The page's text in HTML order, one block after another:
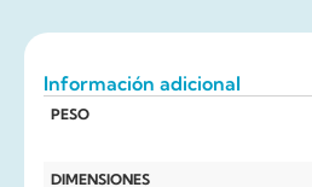
Información adicional
PESO
DIMENSIONES